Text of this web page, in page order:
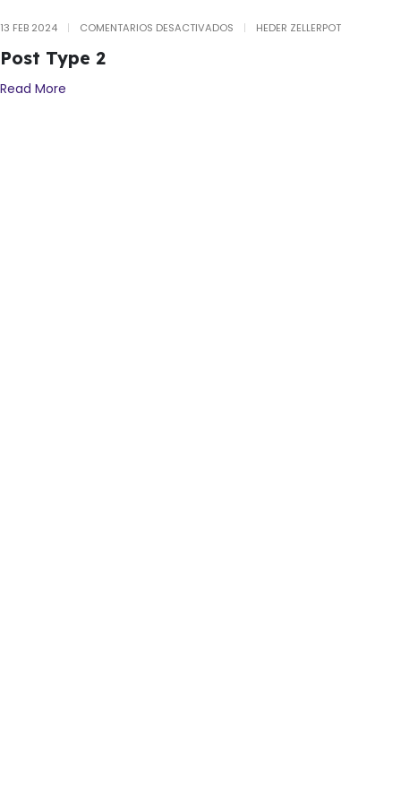
13 FEB 2024 COMENTARIOS DESACTIVADOS HEDER ZELLERPOT
Post Type 2
Read More